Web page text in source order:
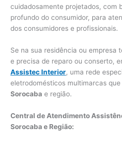
cuidadosamente projetados, com
profundo do consumidor, para
dos consumidores e profissionais.
Se na sua residência ou empresa
e precisa de reparo ou conserto,
Assistec Interior, uma rede
eletrodomésticos multimarcas
Sorocaba e região.
Central de Atendimento
Sorocaba e Região: